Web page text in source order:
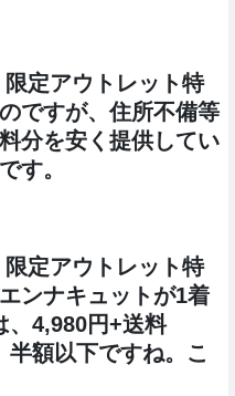
定アウトレット特
ですが、住所不備等
分を安く提供してい
す。
定アウトレット特
ンナキュットが1着
、4,980円+送料
額以下ですね。こ